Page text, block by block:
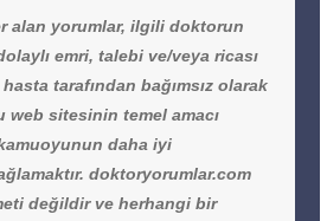
alan yorumlar, ilgili doktorun
emri, talebi ve/veya ricası
tarafından bağımsız olarak
web sitesinin temel amacı
daha iyi
doktoryorumlar.com
değildir ve herhangi bir